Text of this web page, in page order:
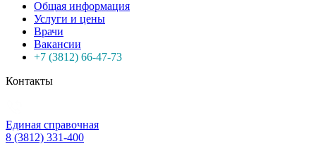
Общая информация
Услуги и цены
Врачи
Вакансии
+7 (3812) 66-47-73
Контакты
Единая справочная
8 (3812) 331-400